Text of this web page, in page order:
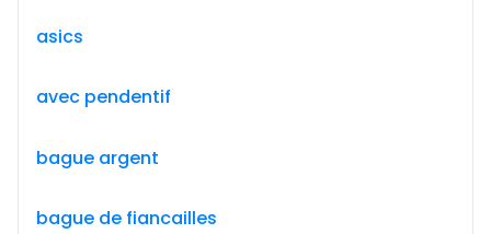
asics
avec pendentif
bague argent
bague de fiancailles